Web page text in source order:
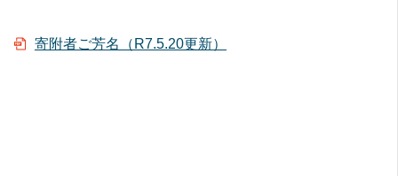
寄附者ご芳名（R7.5.20更新）